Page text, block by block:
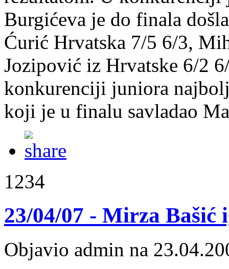
Burgićeva je do finala
Ćurić Hrvatska 7/5 6/3,
Jozipović iz Hrvatske 6/2
konkurenciji juniora
koji je u finalu savladao
1234
23/04/07 - Mirza
Objavio admin na